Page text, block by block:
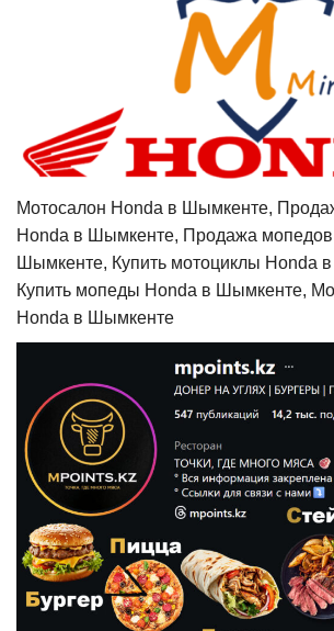
Мотосалон Honda в Шымкенте,
Honda в Шымкенте, Продажа мопедов
Шымкенте, Купить мотоциклы Honda
Купить мопеды Honda в Шымкенте,
Honda в Шымкенте